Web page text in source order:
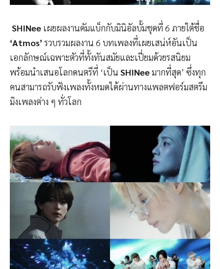
SHINee เผยผลงานคัมแบ็กกับมินิอัลบั้มชุดที่ 6 ภายใต้ชื่อ
‘Atmos’ รวบรวมผลงาน 6 บทเพลงที่เผยเสน่ห์อันเป็น
เอกลักษณ์เฉพาะตัวที่ทั้งทันสมัยและเปี่ยมด้วยรสนิยม
พร้อมนำเสนอโลกดนตรีที่ ‘เป็น SHINeeมากที่สุด’ ซึ่งทุก
คนสามารถรับฟังเพลงทั้งหมดได้ผ่านทางแพลตฟอร์มสตรีม
มิงเพลงต่าง ๆ ทั่วโลก